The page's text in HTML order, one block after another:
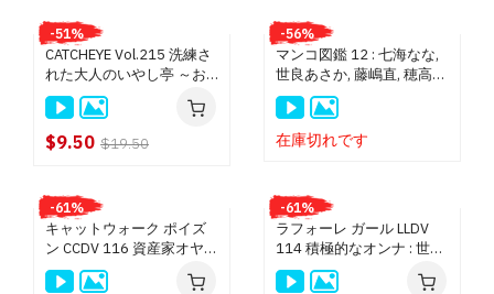
神風 ガールズ/プレミアム (DVD) $9.50
神風 プレミアム (DVD) $13.50
エンパイア (DVD) $9.50
ピンクパンチャー (DVD) $9.50
MIKADO (DVD) $9.50
クライマックスジパング (DVD) $14.50
ピンク シャンパン $13.50
トラトラトラ (DVD) $13.50
-51%
CATCHEYE Vol.215 洗練さ
れた大人のいやし亭 ～お
客様の精子は全て私の中に
お出しください～ : 世良あ
さか
$9.50 $19.50
-56%
マンコ図鑑 12 : 七海なな,
世良あさか, 藤嶋直, 穂高ひ
な 総勢15名
在庫切れです
-61%
キャットウォーク ポイズ
ン CCDV 116 資産家オヤジ
の道楽 ～ヤリマンテニサ
ーJDよ、どっちがエロい
-61%
ラフォーレ ガール LLDV
114 積極的なオンナ : 世良
あさか